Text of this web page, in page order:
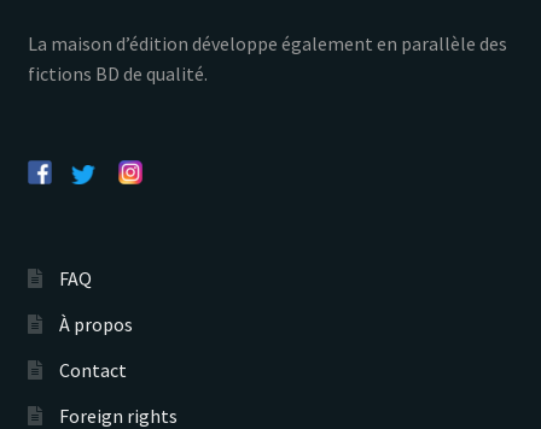
La maison d’édition développe également en parallèle des
fictions BD de qualité.
FAQ
À propos
Contact
Foreign rights